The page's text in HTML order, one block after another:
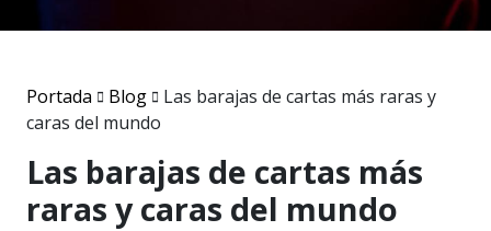
Portada Blog
Las barajas de cartas más raras y
caras del mundo
Las barajas de cartas más
raras y caras del mundo